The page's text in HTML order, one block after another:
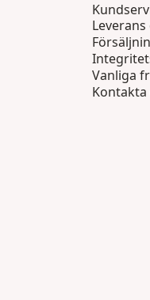
Vanliga
Kontakta